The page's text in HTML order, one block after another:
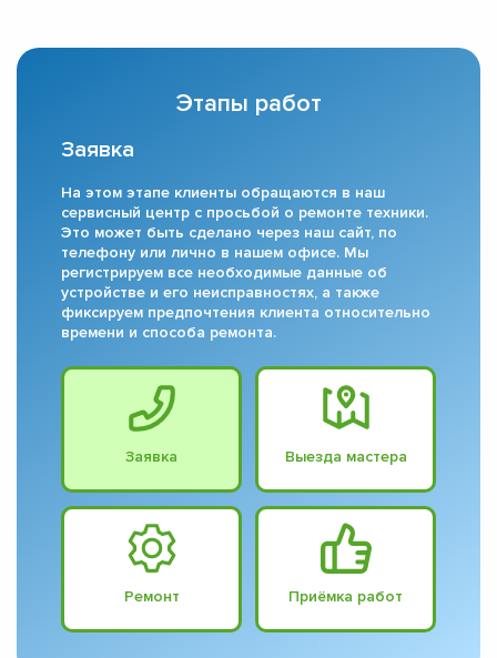
Этапы работ
Заявка
На этом этапе клиенты обращаются в наш
сервисный центр с просьбой о ремонте техники.
Это может быть сделано через наш сайт, по
телефону или лично в нашем офисе. Мы
регистрируем все необходимые данные об
устройстве и его неисправностях, а также
фиксируем предпочтения клиента относительно
времени и способа ремонта.
Заявка Выезда мастера
Ремонт Приёмка работ